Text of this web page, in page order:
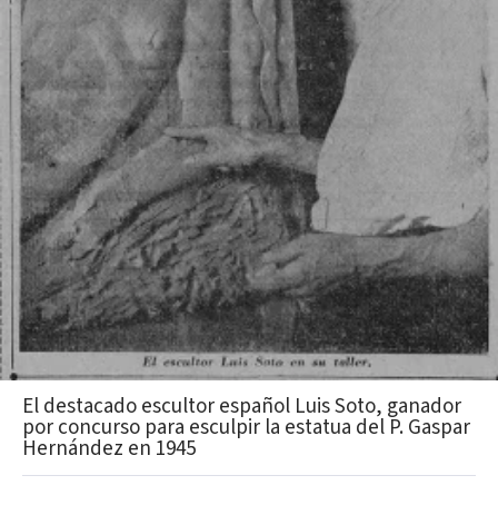
El destacado escultor español Luis Soto, ganador
por concurso para esculpir la estatua del P. Gaspar
Hernández en 1945